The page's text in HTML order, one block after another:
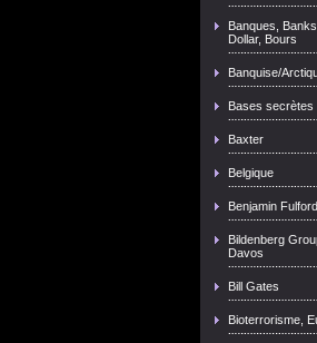
Banques,
Dollar, Bours
Banquise/
Bases secrètes
Baxter
Belgique
Benjamin Fulford
Bildenberg
Davos
Bill Gates
Bioterrorisme,